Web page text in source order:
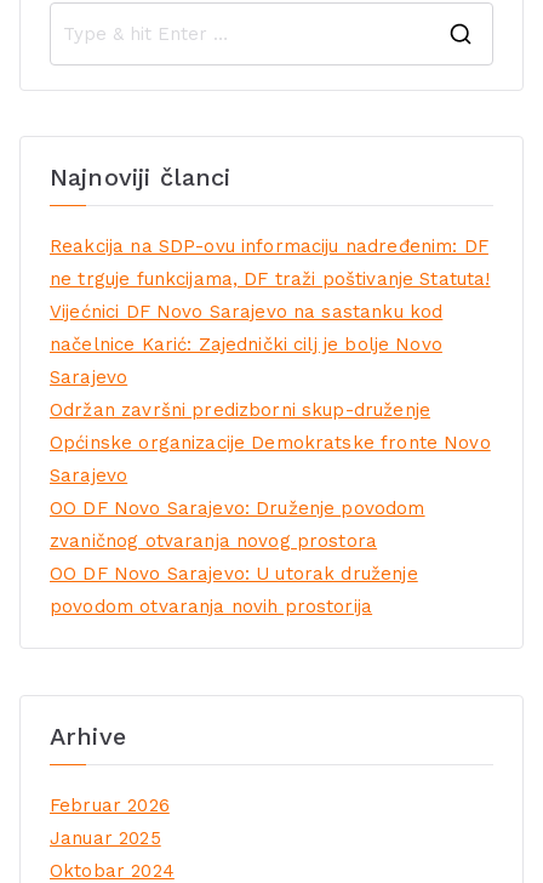
Najnoviji članci
Reakcija na SDP-ovu informaciju nadređenim: DF
ne trguje funkcijama, DF traži poštivanje Statuta!
Vijećnici DF Novo Sarajevo na sastanku kod
načelnice Karić: Zajednički cilj je bolje Novo
Sarajevo
Održan završni predizborni skup-druženje
Općinske organizacije Demokratske fronte Novo
Sarajevo
OO DF Novo Sarajevo: Druženje povodom
zvaničnog otvaranja novog prostora
OO DF Novo Sarajevo: U utorak druženje
povodom otvaranja novih prostorija
Arhive
Februar 2026
Januar 2025
Oktobar 2024